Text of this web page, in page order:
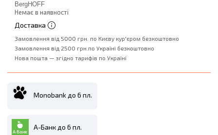
BergHOFF
Немає в наявності
Доставка
Замовлення від 5000 грн. по Києву кур'єром безкоштовно
Замовлення від 2500 грн.по Україні безкоштовно
Нова пошта — згідно тарифів по Україні
Monobank до 6 пл.
А-Банк до 6 пл.